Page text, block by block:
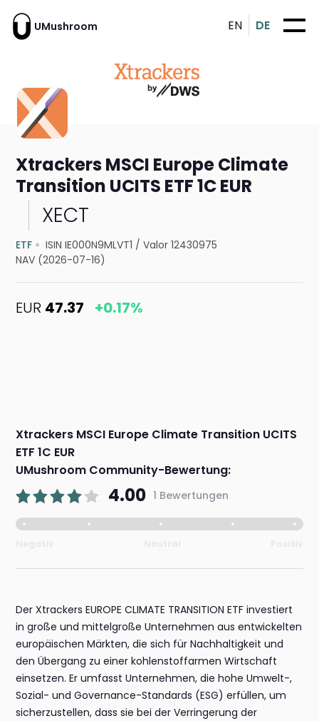
UMushroom EN DE
Xtrackers MSCI Europe Climate
Transition UCITS ETF 1C EUR
XECT
ETF ISIN IE000N9MLVT1 /Valor 12430975
NAV (2026-07-16)
EUR 47.37 +0.17%
Xtrackers MSCI Europe Climate Transition UCITS
ETF 1C EUR
UMushroom Community-Bewertung:
4.00 1 Bewertungen
Der Xtrackers EUROPE CLIMATE TRANSITION ETF investiert
in große und mittelgroße Unternehmen aus entwickelten
europäischen Märkten, die sich für Nachhaltigkeit und
den Übergang zu einer kohlenstoffarmen Wirtschaft
einsetzen. Er umfasst Unternehmen, die hohe Umwelt-,
Sozial- und Governance-Standards (ESG) erfüllen, um
sicherzustellen, dass sie bei der Verringerung der